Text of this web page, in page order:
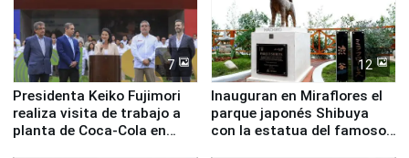
7
Presidenta Keiko Fujimori
realiza visita de trabajo a
planta de Coca-Cola en
12
Inauguran en Miraflores el
parque japonés Shibuya
con la estatua del famoso